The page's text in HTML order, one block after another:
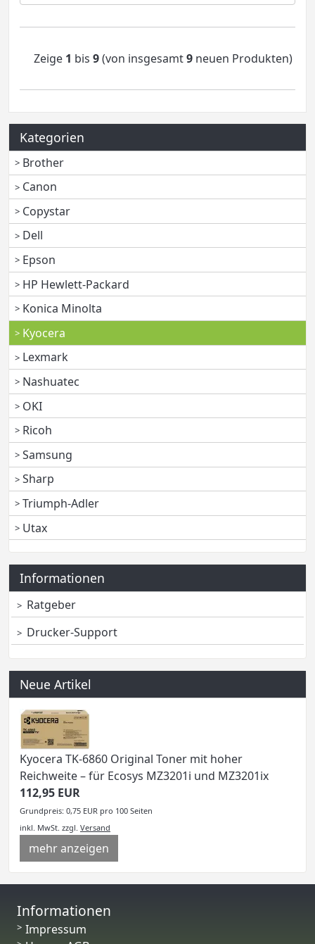
Zeige 1 bis 9(von insgesamt9 neuen Produkten)
Kategorien
Brother
Canon
Copystar
Dell
Epson
HP Hewlett-Packard
Konica Minolta
Kyocera
Lexmark
Nashuatec
OKI
Ricoh
Samsung
Sharp
Triumph-Adler
Utax
Informationen
Ratgeber
Drucker-Support
Neue Artikel
Kyocera TK-6860 Original Toner mit hoher
Reichweite – für Ecosys MZ3201i und MZ3201ix
112,95 EUR
Grundpreis: 0,75 EUR pro 100 Seiten
inkl. MwSt. zzgl. Versand
mehr anzeigen
Informationen
Impressum